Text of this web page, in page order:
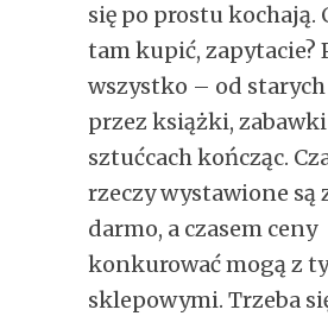
się po prostu kochają.
tam kupić, zapytacie?
wszystko – od starych
przez książki,
sztućcach kończąc.
rzeczy wystawione są
darmo, a czasem ceny
konkurować mogą z
sklepowymi. Trzeba